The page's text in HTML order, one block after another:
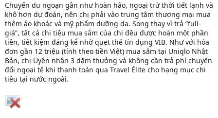
Chuyến du ngoạn gần như hoàn hảo, ngoại trừ thời tiết lạnh và
khô hơn dự đoán, nên chị phải vào trung tâm thương mại mua
thêm áo khoác và mỹ phẩm dưỡng da. Song thay vì trả “full-
giá”, tất cả chi tiêu mua sắm của chị đều được hoàn một phần
tiền, tiết kiệm đáng kể nhờ quẹt thẻ tín dụng VIB. Như với hóa
đơn gần 12 triệu (tính theo tiền Việt) mua sắm tại Uniqlo Nhật
Bản, chị Uyên nhận 3 dặm thưởng và không cần trả phí chuyển
đổi ngoại tệ khi thanh toán qua Travel Élite cho hạng mục chi
tiêu tại nước ngoài.